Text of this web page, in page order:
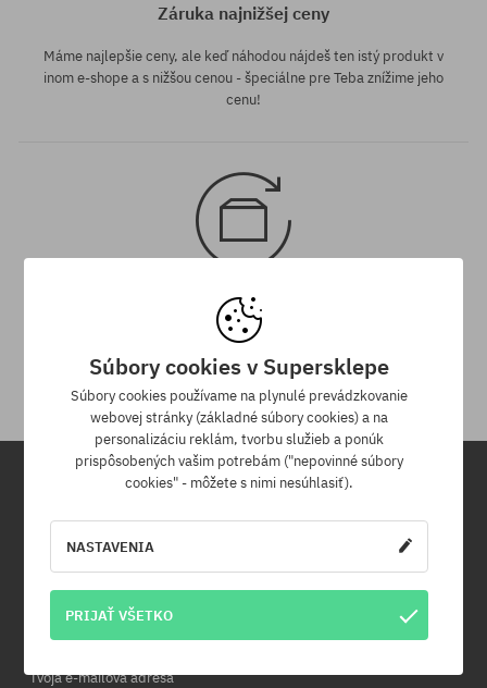
Záruka najnižšej ceny
Máme najlepšie ceny, ale keď náhodou nájdeš ten istý produkt v
inom e-shope a s nižšou cenou - špeciálne pre Teba znížime jeho
cenu!
30 dní na vrátenie tovaru
Na vrátenie produktu máš 30 dní od dňa obdržania zásielky.
Newsletter
Prihláste sa na odber nášho newsletteru a ako prvý sa dozviete o
nových produktoch a propagačných akciách!
Navyše získaš zľavový kód -5 % na celú objednávku!
Tvoja e-mailová adresa
Súbory cookies v Supersklepe
Súbory cookies používame na plynulé prevádzkovanie
webovej stránky (základné súbory cookies) a na
personalizáciu reklám, tvorbu služieb a ponúk
prispôsobených vašim potrebám ("nepovinné súbory
cookies" - môžete s nimi nesúhlasiť).
NASTAVENIA
PRIJAŤ VŠETKO